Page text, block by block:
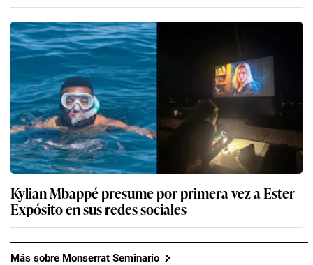
Kylian Mbappé presume por primera vez a Ester
Expósito en sus redes sociales
Más sobre Monserrat Seminario